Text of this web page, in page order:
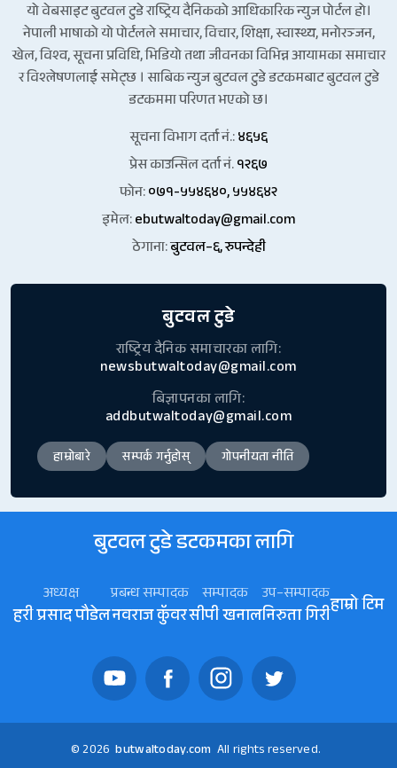
यो वेबसाइट बुटवल टुडे राष्ट्रिय दैनिकको आधिकारिक न्युज पोर्टल हो।
नेपाली भाषाको यो पोर्टलले समाचार, विचार, शिक्षा, स्वास्थ्य, मनोरञ्जन,
खेल, विश्व, सूचना प्रविधि, भिडियो तथा जीवनका विभिन्न आयामका समाचार
र विश्लेषणलाई समेट्छ । साबिक न्युज बुटवल टुडे डटकमबाट बुटवल टुडे
डटकममा परिणत भएको छ।
सूचना विभाग दर्ता नं.:४६५६
प्रेस काउन्सिल दर्ता नं.१२६७
फोन:०७१-५५४६४०, ५५४६४२
इमेल:ebutwaltoday@gmail.com
ठेगाना:बुटवल–६, रुपन्देही
बुटवल टुडे
राष्ट्रिय दैनिक समाचारका लागि:
newsbutwaltoday@gmail.com
बिज्ञापनका लागि:
addbutwaltoday@gmail.com
हाम्रोबारे सम्पर्क गर्नुहोस् गोपनीयता नीति
बुटवल टुडे डटकमका लागि
अध्यक्ष
हरी प्रसाद पौडेल
प्रबन्ध सम्पादक
नवराज कॅुवर
सम्पादक
सीपी खनाल
उप–सम्पादक
निरुता गिरीहाम्रो टिम
© 2026 butwaltoday.com All rights reserved.